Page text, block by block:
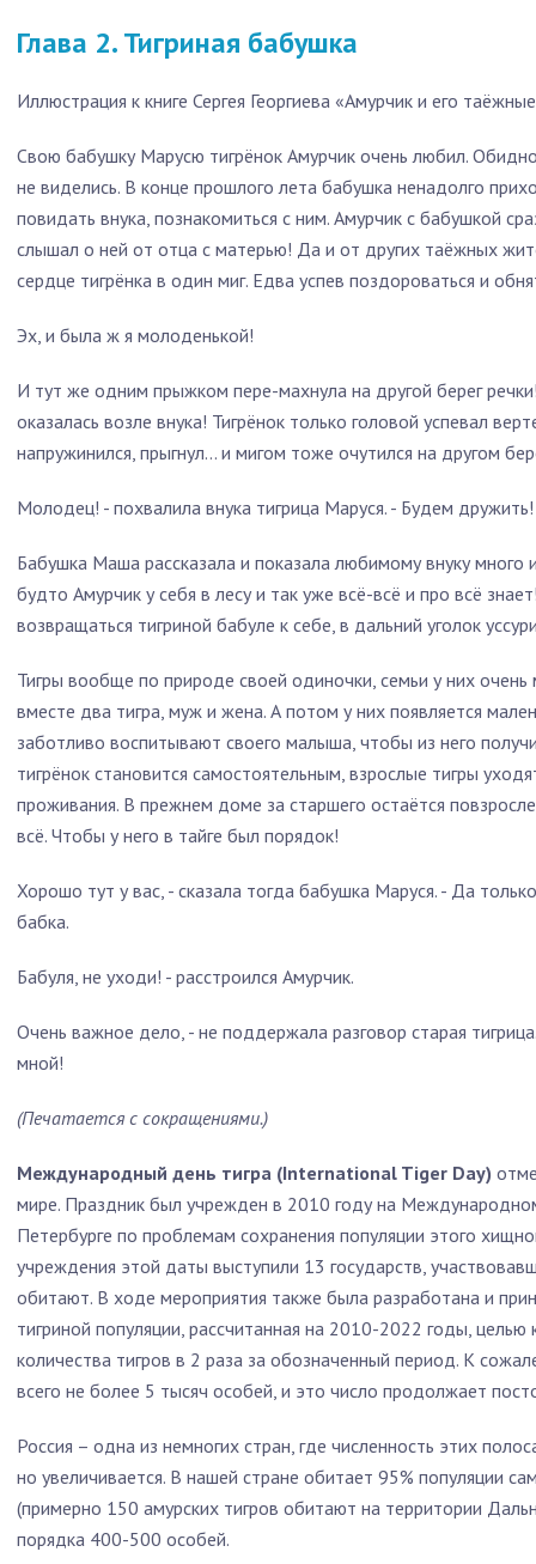
Глава 2. Тигриная бабушка
Иллюстрация к книге Сергея Георгиева «Амурчик и его
Свою бабушку Марусю тигрёнок Амурчик очень любил.
не виделись. В конце прошлого лета бабушка ненадолго
повидать внука, познакомиться с ним. Амурчик с бабушкой
слышал о ней от отца с матерью! Да и от других таёжных
сердце тигрёнка в один миг. Едва успев поздороваться и
Эх, и была ж я молоденькой!
И тут же одним прыжком пере-махнула на другой берег
оказалась возле внука! Тигрёнок только головой успевал
напружинился, прыгнул… и мигом тоже очутился на другом
Молодец! - похвалила внука тигрица Маруся. - Будем дружить!
Бабушка Маша рассказала и показала любимому внуку много
будто Амурчик у себя в лесу и так уже всё-всё и про всё
возвращаться тигриной бабуле к себе, в дальний уголок
Тигры вообще по природе своей одиночки, семьи у них
вместе два тигра, муж и жена. А потом у них появляется
заботливо воспитывают своего малыша, чтобы из него
тигрёнок становится самостоятельным, взрослые тигры
проживания. В прежнем доме за старшего остаётся
всё. Чтобы у него в тайге был порядок!
Хорошо тут у вас, - сказала тогда бабушка Маруся. - Да
бабка.
Бабуля, не уходи! - расстроился Амурчик.
Очень важное дело, - не поддержала разговор старая
мной!
(Печатается с сокращениями.)
Международный день тигра (International Tiger Day)
мире. Праздник был учрежден в 2010 году на
Петербурге по проблемам сохранения популяции этого
учреждения этой даты выступили 13 государств,
обитают. В ходе мероприятия также была разработана и
тигриной популяции, рассчитанная на 2010-2022 годы, целью
количества тигров в 2 раза за обозначенный период. К
всего не более 5 тысяч особей, и это число продолжает
Россия – одна из немногих стран, где численность этих
но увеличивается. В нашей стране обитает 95% популяции
(примерно 150 амурских тигров обитают на территории
порядка 400-500 особей.